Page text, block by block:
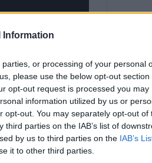
Information
or processing of your personal
please use the below opt-out section
opt-out request is processed you may
information utilized by us or
opt-out. You may separately opt-out of
parties on the IAB’s list of
by us to third parties on the IAB’s
it to other third parties.